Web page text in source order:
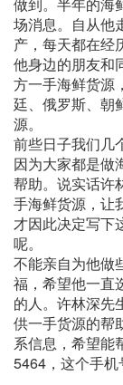
做到。半年的海
场消息。自从他
产，每天都在经
他身边的朋友和
方一手海鲜货源
廷、俄罗斯、朝
源。
前些日子我们几
因为大家都是做
帮助。说实话许
手海鲜货源，让
才因此决定写下
呢。
不能亲自为他做
福，希望他一直
的人。许林深先
供一手货源的帮
系信息，希望能
5464，这个手机